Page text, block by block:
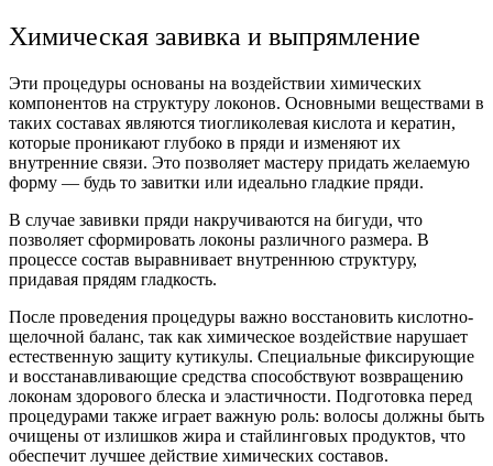
Химическая завивка и выпрямление
Эти процедуры основаны на воздействии химических
компонентов на структуру локонов. Основными веществами в
таких составах являются тиогликолевая кислота и кератин,
которые проникают глубоко в пряди и изменяют их
внутренние связи. Это позволяет мастеру придать желаемую
форму — будь то завитки или идеально гладкие пряди.
В случае завивки пряди накручиваются на бигуди, что
позволяет сформировать локоны различного размера. В
процессе состав выравнивает внутреннюю структуру,
придавая прядям гладкость.
После проведения процедуры важно восстановить кислотно-
щелочной баланс, так как химическое воздействие нарушает
естественную защиту кутикулы. Специальные фиксирующие
и восстанавливающие средства способствуют возвращению
локонам здорового блеска и эластичности. Подготовка перед
процедурами также играет важную роль: волосы должны быть
очищены от излишков жира и стайлинговых продуктов, что
обеспечит лучшее действие химических составов.